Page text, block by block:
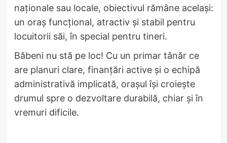
naționale sau locale, obiectivul rămâne același:
un oraș funcțional, atractiv și stabil pentru
locuitorii săi, în special pentru tineri.
Băbeni nu stă pe loc! Cu un primar tânăr ce
are planuri clare, finanțări active și o echipă
administrativă implicată, orașul își croiește
drumul spre o dezvoltare durabilă, chiar și în
vremuri dificile.